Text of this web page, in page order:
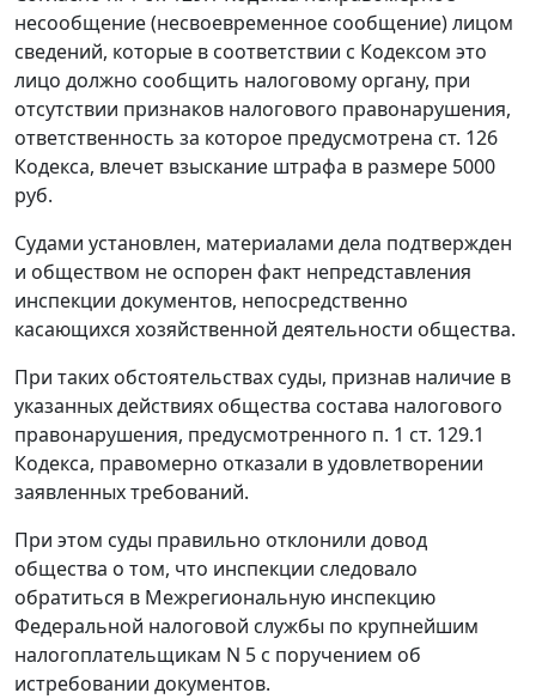
несообщение (несвоевременное сообщение) лицом
сведений, которые в соответствии с Кодексом это
лицо должно сообщить налоговому органу, при
отсутствии признаков налогового правонарушения,
ответственность за которое предусмотрена ст. 126
Кодекса, влечет взыскание штрафа в размере 5000
руб.
Судами установлен, материалами дела подтвержден
и обществом не оспорен факт непредставления
инспекции документов, непосредственно
касающихся хозяйственной деятельности общества.
При таких обстоятельствах суды, признав наличие в
указанных действиях общества состава налогового
правонарушения, предусмотренного п. 1 ст. 129.1
Кодекса, правомерно отказали в удовлетворении
заявленных требований.
При этом суды правильно отклонили довод
общества о том, что инспекции следовало
обратиться в Межрегиональную инспекцию
Федеральной налоговой службы по крупнейшим
налогоплательщикам N 5 с поручением об
истребовании документов.